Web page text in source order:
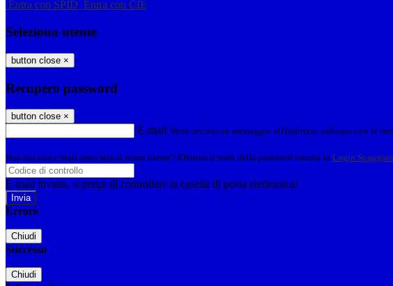
Entra con SPID Entra con CIE
Seleziona utente
button close ×
Recupero password
button close ×
E-mail Verrà inviato un messaggio all'indirizzo indicato con le
Non hai una e-mail associata al nome utente? Effettua il reset della password tramite la Login Spaggiari
E-mail inviata, si prega di controllare la casella di posta elettronica!
Errore
Chiudi
Successo
Chiudi